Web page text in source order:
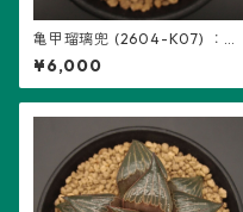
亀甲瑠璃兜 (2604-K07) ：ア
ストロフィツム属 ※実生
¥6,000